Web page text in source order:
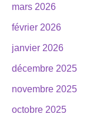
mars 2026
février 2026
janvier 2026
décembre 2025
novembre 2025
octobre 2025